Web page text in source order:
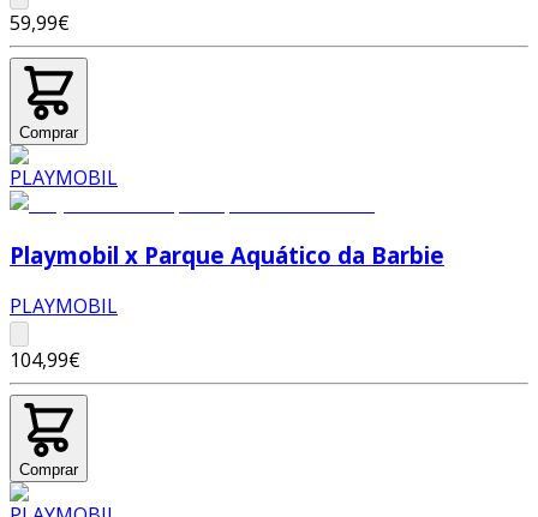
59,99€
Comprar
Playmobil x Parque Aquático da Barbie
PLAYMOBIL
104,99€
Comprar